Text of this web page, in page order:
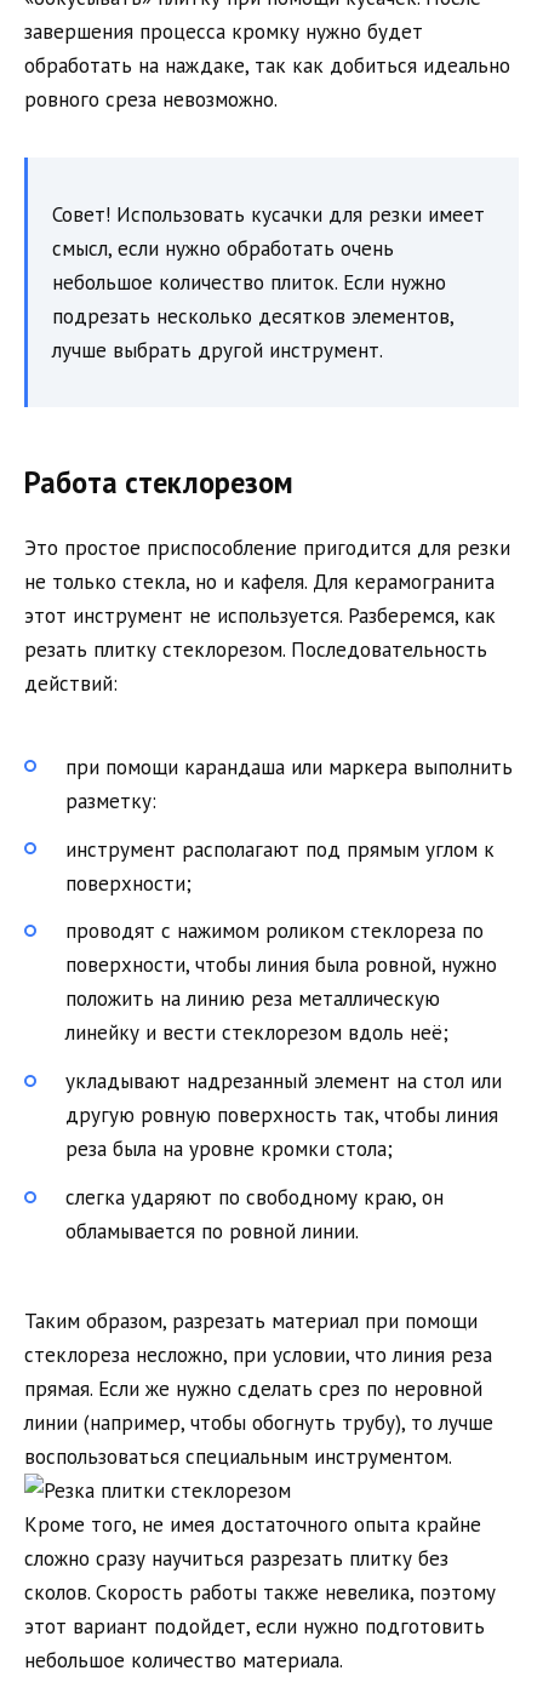
завершения процесса кромку нужно будет
обработать на наждаке, так как добиться идеально
ровного среза невозможно.
Совет! Использовать кусачки для резки имеет
смысл, если нужно обработать очень
небольшое количество плиток. Если нужно
подрезать несколько десятков элементов,
лучше выбрать другой инструмент.
Работа стеклорезом
Это простое приспособление пригодится для резки
не только стекла, но и кафеля. Для керамогранита
этот инструмент не используется. Разберемся, как
резать плитку стеклорезом. Последовательность
действий:
при помощи карандаша или маркера выполнить
разметку:
инструмент располагают под прямым углом к
поверхности;
проводят с нажимом роликом стеклореза по
поверхности, чтобы линия была ровной, нужно
положить на линию реза металлическую
линейку и вести стеклорезом вдоль неё;
укладывают надрезанный элемент на стол или
другую ровную поверхность так, чтобы линия
реза была на уровне кромки стола;
слегка ударяют по свободному краю, он
обламывается по ровной линии.
Таким образом, разрезать материал при помощи
стеклореза несложно, при условии, что линия реза
прямая. Если же нужно сделать срез по неровной
линии (например, чтобы обогнуть трубу), то лучше
воспользоваться специальным инструментом.
Кроме того, не имея достаточного опыта крайне
сложно сразу научиться разрезать плитку без
сколов. Скорость работы также невелика, поэтому
этот вариант подойдет, если нужно подготовить
небольшое количество материала.